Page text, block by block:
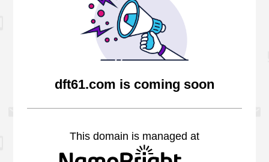
dft61.com is coming soon
This domain is managed at